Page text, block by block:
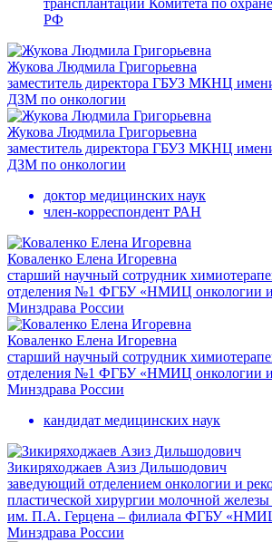
трансплантации Комитета по
РФ
Жукова Людмила Григорьевна
заместитель директора ГБУЗ МКНЦ
ДЗМ по онкологии
Жукова Людмила Григорьевна
заместитель директора ГБУЗ МКНЦ
ДЗМ по онкологии
доктор медицинских наук
член-корреспондент РАН
Коваленко Елена Игоревна
старший научный сотрудник
отделения №1 ФГБУ «НМИЦ онкологии
Минздрава России
Коваленко Елена Игоревна
старший научный сотрудник
отделения №1 ФГБУ «НМИЦ онкологии
Минздрава России
кандидат медицинских наук
Зикиряходжаев Азиз Дильшодович
заведующий отделением онкологии и
пластической хирургии молочной
им. П.А. Герцена – филиала ФГБУ
Минздрава России